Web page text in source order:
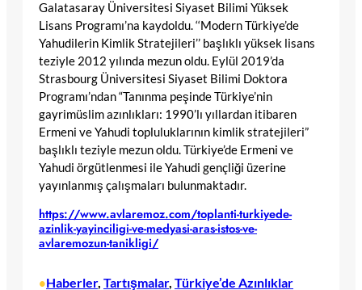
Galatasaray Üniversitesi Siyaset Bilimi Yüksek
Lisans Programı’na kaydoldu. ‘‘Modern Türkiye’de
Yahudilerin Kimlik Stratejileri’’ başlıklı yüksek lisans
teziyle 2012 yılında mezun oldu. Eylül 2019’da
Strasbourg Üniversitesi Siyaset Bilimi Doktora
Programı’ndan “Tanınma peşinde Türkiye’nin
gayrimüslim azınlıkları: 1990’lı yıllardan itibaren
Ermeni ve Yahudi topluluklarının kimlik stratejileri”
başlıklı teziyle mezun oldu. Türkiye’de Ermeni ve
Yahudi örgütlenmesi ile Yahudi gençliği üzerine
yayınlanmış çalışmaları bulunmaktadır.
https://www.avlaremoz.com/toplanti-turkiyede-
azinlik-yayinciligi-ve-medyasi-aras-istos-ve-
avlaremozun-tanikligi/
•Haberler, Tartışmalar, Türkiye’de Azınlıklar